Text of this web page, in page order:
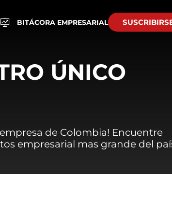
BITÁCORA EMPRESARIAL
ÚNICO
de Colombia! Encuentre
empresarial mas grande del